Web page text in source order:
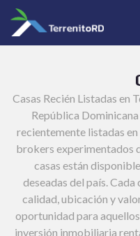
Casas Recién Listadas en
República Dominicana
recientemente listadas
brokers experimentados
casas están
deseadas del país.
calidad, ubicación y
oportunidad para
inversión inmobiliaria